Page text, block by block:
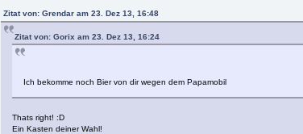
Zitat von: Grendar am 23. Dez 13, 16:48
Zitat von: Gorix am 23. Dez 13, 16:24
Ich bekomme noch Bier von dir wegen dem Papamobil
Thats right! :D
Ein Kasten deiner Wahl!